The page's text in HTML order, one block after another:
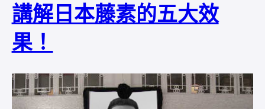
講解日本藤素的五大效
果！